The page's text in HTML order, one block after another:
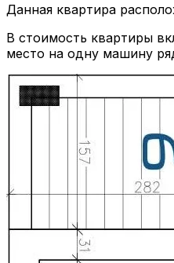
Данная квартира
В стоимость квартиры
место на одну машину